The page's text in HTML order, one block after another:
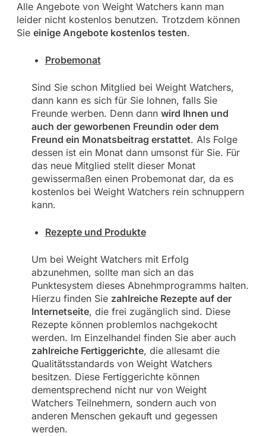
Alle Angebote von Weight Watchers kann man
leider nicht kostenlos benutzen. Trotzdem können
Sie einige Angebote kostenlos testen.
Probemonat
Sind Sie schon Mitglied bei Weight Watchers,
dann kann es sich für Sie lohnen, falls Sie
Freunde werben. Denn dann wird Ihnen und
auch der geworbenen Freundin oder dem
Freund ein Monatsbeitrag erstattet. Als Folge
dessen ist ein Monat dann umsonst für Sie. Für
das neue Mitglied stellt dieser Monat
gewissermaßen einen Probemonat dar, da es
kostenlos bei Weight Watchers rein schnuppern
kann.
Rezepte und Produkte
Um bei Weight Watchers mit Erfolg
abzunehmen, sollte man sich an das
Punktesystem dieses Abnehmprogramms halten.
Hierzu finden Sie zahlreiche Rezepte auf der
Internetseite, die frei zugänglich sind. Diese
Rezepte können problemlos nachgekocht
werden. Im Einzelhandel finden Sie aber auch
zahlreiche Fertiggerichte, die allesamt die
Qualitätsstandards von Weight Watchers
besitzen. Diese Fertiggerichte können
dementsprechend nicht nur von Weight
Watchers Teilnehmern, sondern auch von
anderen Menschen gekauft und gegessen
werden.